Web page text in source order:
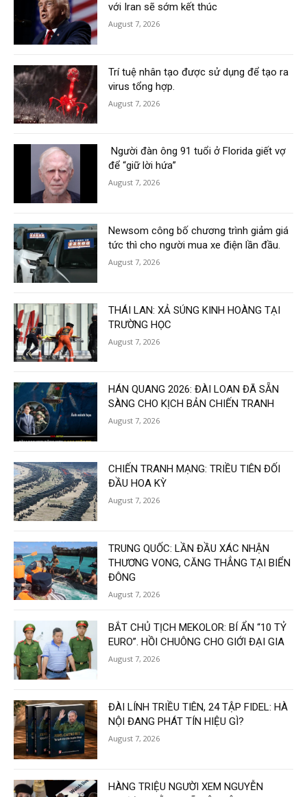
với Iran sẽ sớm kết thúc
August 7, 2026
Trí tuệ nhân tạo được sử dụng để tạo ra
virus tổng hợp.
August 7, 2026
Người đàn ông 91 tuổi ở Florida giết vợ
để “giữ lời hứa”
August 7, 2026
Newsom công bố chương trình giảm giá
tức thì cho người mua xe điện lần đầu.
August 7, 2026
THÁI LAN: XẢ SÚNG KINH HOÀNG TẠI
TRƯỜNG HỌC
August 7, 2026
HÁN QUANG 2026: ĐÀI LOAN ĐÃ SẴN
SÀNG CHO KỊCH BẢN CHIẾN TRANH
August 7, 2026
CHIẾN TRANH MẠNG: TRIỀU TIÊN ĐỐI
ĐẦU HOA KỲ
August 7, 2026
TRUNG QUỐC: LẦN ĐẦU XÁC NHẬN
THƯƠNG VONG, CĂNG THẲNG TẠI BIỂN
ĐÔNG
August 7, 2026
BẮT CHỦ TỊCH MEKOLOR: BÍ ẨN “10 TỶ
EURO”. HỒI CHUÔNG CHO GIỚI ĐẠI GIA
August 7, 2026
ĐÀI LÍNH TRIỀU TIÊN, 24 TẬP FIDEL: HÀ
NỘI ĐANG PHÁT TÍN HIỆU GÌ?
August 7, 2026
HÀNG TRIỆU NGƯỜI XEM NGUYỄN